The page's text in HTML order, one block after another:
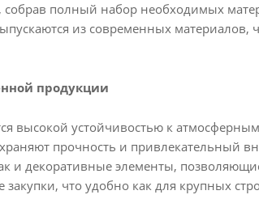
собрав полный набор необходимых
из современных материалов,
продукции
высокой устойчивостью к
прочность и привлекательный
и декоративные элементы,
что удобно как для крупных